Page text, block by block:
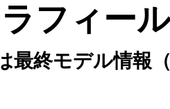
フィー
最終モデル情報